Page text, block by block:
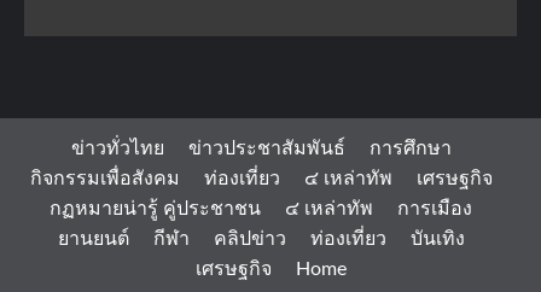
ข่าวทั่วไทย ข่าวประชาสัมพันธ์
การศึกษา
กิจกรรมเพื่อสังคม
ท่องเที่ยว ๔ เหล่าทัพ
เศรษฐกิจ
กฏหมายน่ารู้ คู่ประชาชน
๔ เหล่าทัพ
การเมือง
ยานยนต์
กีฬา คลิปข่าว ท่องเที่ยว
บันเทิง
เศรษฐกิจ
Home